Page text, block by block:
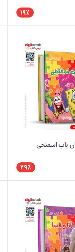
19٪
باب اسفنجی
29٪